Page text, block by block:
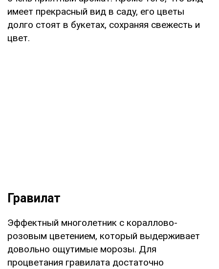
имеет прекрасный вид в саду, его цветы
долго стоят в букетах, сохраняя свежесть и
цвет.
Гравилат
Эффектный многолетник с кораллово-
розовым цветением, который выдерживает
довольно ощутимые морозы. Для
процветания гравилата достаточно